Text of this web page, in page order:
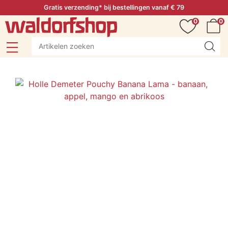
Gratis verzending* bij bestellingen vanaf € 79
0
0